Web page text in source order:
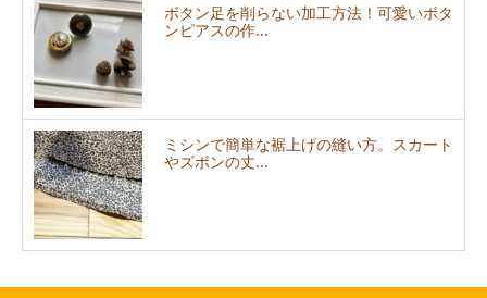
ボタン足を削らない加工方法！可愛いボタ
ンピアスの作...
ミシンで簡単な裾上げの縫い方。スカート
やズボンの丈...